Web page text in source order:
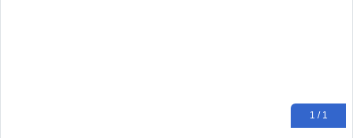
1 / 1